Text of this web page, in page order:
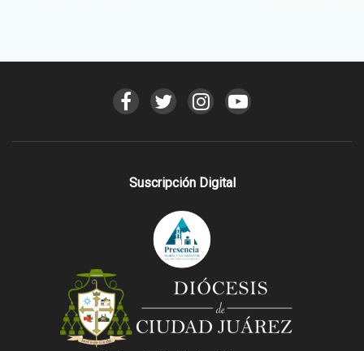
Suscripción Digital